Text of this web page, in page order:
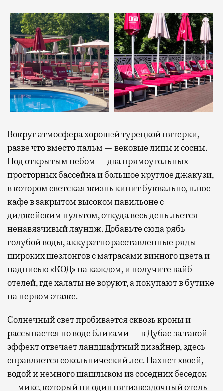
Вокруг атмосфера хорошей турецкой пятерки,
разве что вместо пальм — вековые липы и сосны.
Под открытым небом — два прямоугольных
просторных бассейна и большое круглое джакузи,
в котором светская жизнь кипит буквально, плюс
кафе в закрытом высоком павильоне с
диджейским пультом, откуда весь день льется
ненавязчивый лаундж. Добавьте сюда рябь
голубой воды, аккуратно расставленные ряды
широких шезлонгов с матрасами винного цвета и
надписью «КОД» на каждом, и получите вайб
отелей, где халаты не воруют, а покупают в бутике
на первом этаже.
Солнечный свет пробивается сквозь кроны и
рассыпается по воде бликами — в Дубае за такой
эффект отвечает ландшафтный дизайнер, здесь
справляется сокольнический лес. Пахнет хвоей,
водой и немного шашлыком из соседних беседок
— микс, который ни один пятизвездочный отель